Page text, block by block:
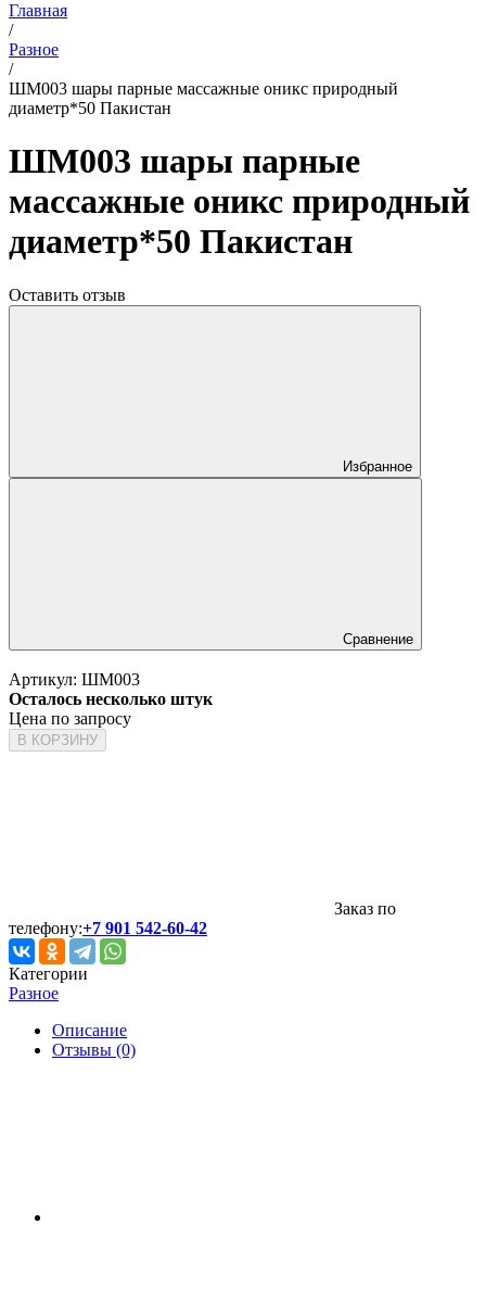
Главная
/
Разное
/
ШМ003 шары парные массажные оникс природный
диаметр*50 Пакистан
ШМ003 шары парные
массажные оникс природный
диаметр*50 Пакистан
Оставить отзыв
Избранное
Сравнение
Артикул: ШМ003
Осталось несколько штук
Цена по запросу
В КОРЗИНУ
Заказ по
телефону:+7 901 542-60-42
Категории
Разное
Описание
Отзывы (0)